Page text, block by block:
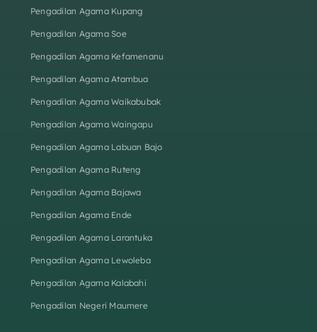
Pengadilan Agama Kupang
Pengadilan Agama Soe
Pengadilan Agama Kefamenanu
Pengadilan Agama Atambua
Pengadilan Agama Waikabubak
Pengadilan Agama Waingapu
Pengadilan Agama Labuan Bajo
Pengadilan Agama Ruteng
Pengadilan Agama Bajawa
Pengadilan Agama Ende
Pengadilan Agama Larantuka
Pengadilan Agama Lewoleba
Pengadilan Agama Kalabahi
Pengadilan Negeri Maumere